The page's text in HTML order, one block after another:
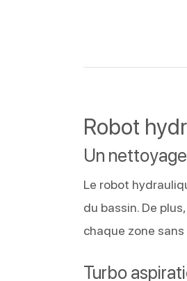
Robot
Un
Le robot
du bassin. De
chaque zone
Turbo